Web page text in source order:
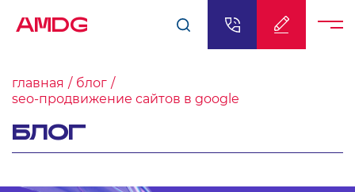
AMDG
главная
блог
seo-продвижение сайтов в google
БЛОГ